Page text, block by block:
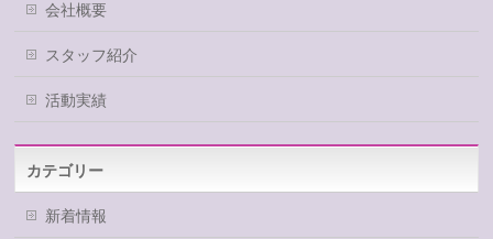
会社概要
スタッフ紹介
活動実績
カテゴリー
新着情報